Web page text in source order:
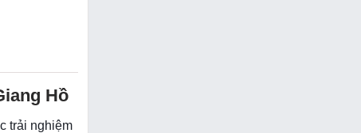
Hồ
trải nghiệm